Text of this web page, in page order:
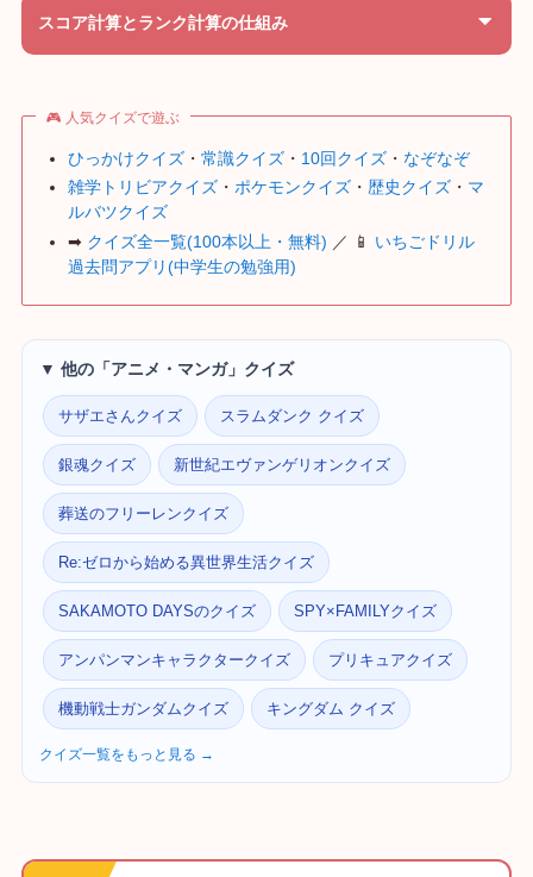
スコア計算とランク計算の仕組み
🎮 人気クイズで遊ぶ
ひっかけクイズ ・常識クイズ ・ 10回クイズ ・ なぞなぞ
雑学トリビアクイズ ・ポケモンクイズ ・ 歴史クイズ ・ マ
ルバツクイズ
➡ クイズ全一覧(100本以上・無料) ／ 📱 いちごドリル
過去問アプリ(中学生の勉強用)
▼ 他の「アニメ・マンガ」クイズ
サザエさんクイズ スラムダンク クイズ
銀魂クイズ 新世紀エヴァンゲリオンクイズ
葬送のフリーレンクイズ
Re:ゼロから始める異世界生活クイズ
SAKAMOTO DAYSのクイズ SPY×FAMILYクイズ
アンパンマンキャラクタークイズ プリキュアクイズ
機動戦士ガンダムクイズ キングダム クイズ
クイズ一覧をもっと見る →